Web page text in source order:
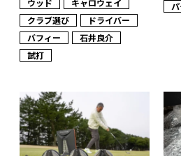
ウッド
キャロウェイ
クラブ選び
ドライバー
バフィー
石井良介
試打